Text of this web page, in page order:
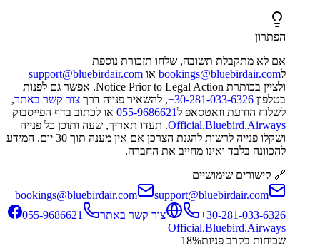
הפתרון
אם לא מתקבלת תשובה, שלחו תזכורת נוספת
לbookings@bluebirdair.com או support@bluebirdair.com
ולציין בכותרת Notice Prior to Legal Action. אפשר גם לפנות
בטלפון ‎+30-281-033-6326, להשאיר פנייה דרך צור קשר באתר,
לשלוח הודעת וואטסאפ ל055-9686621 או לכתוב בדף הפייסבוק
Official.Bluebird.Airways. תעדו תאריך, שעה ותוכן כל פנייה
ושקלו פנייה לרשות להגנת הצרכן אם אין מענה תוך 30 יום. המידע
להכוונה בלבד ואינו מחייב את החברה.
🔗 קישורים שימושיים
bookings@bluebirdair.com
support@bluebirdair.com
‎+30-281-033-6326
צור קשר באתר
055-9686621
Official.Bluebird.Airways
שכיחות בקרב פניות
18%